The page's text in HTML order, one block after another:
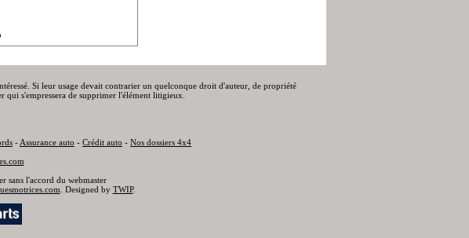
Si leur usage devait contrarier un quelconque droit d'auteur, de propriété
s'empressera de supprimer l'élément litigieux.
- Assurance auto - Crédit auto - Nos dossiers 4x4
sans l'accord du webmaster
. Designed by TWIP.